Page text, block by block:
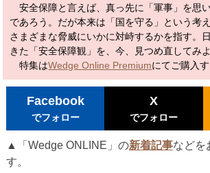
安全保障と言えば、真っ先に「軍事」を思
であろう。だが本来は「国を守る」という考
さまざまな脅威にいかに対峙するかを指す。
きた「安全保障観」を、今、見つめ直してみよ
特集はWedge Online Premiumにてご購入
Facebook
でフォロー
X
でフォロー
▲「Wedge ONLINE」の新着記事などを
す。